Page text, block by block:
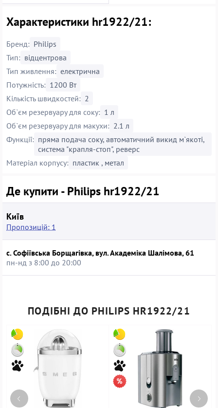
Характеристики hr1922/21:
Бренд: Philips
Тип: відцентрова
Тип живлення: електрична
Потужність: 1200 Вт
Кількість швидкостей: 2
Об`єм резервуару для соку: 1 л
Об`єм резервуару для макухи: 2.1 л
Функції: пряма подача соку, автоматичний викид м`якоті,
система "крапля-стоп", реверс
Матеріал корпусу: пластик , метал
Де купити - Philips hr1922/21
Київ
Пропозицій: 1
с. Софіївська Борщагівка, вул. Академіка Шалімова, 61
пн-нд з 8:00 до 20:00
ПОДІБНІ ДО PHILIPS HR1922/21